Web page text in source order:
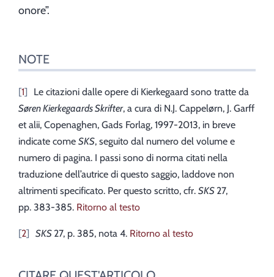
onore”.
NOTE
1
Le citazioni dalle opere di Kierkegaard sono tratte da
Søren Kierkegaards Skrifter, a cura di N.J. Cappelørn, J. Garff
et alii, Copenaghen, Gads Forlag, 1997-2013, in breve
indicate come SKS, seguito dal numero del volume e
numero di pagina. I passi sono di norma citati nella
traduzione dell’autrice di questo saggio, laddove non
altrimenti specificato. Per questo scritto, cfr. SKS 27,
pp. 383-385. Ritorno al testo
2 SKS 27, p. 385, nota 4. Ritorno al testo